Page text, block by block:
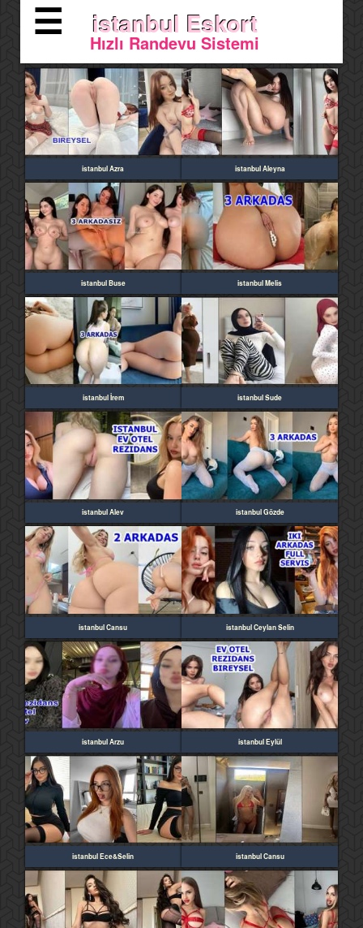
☰ istanbul Eskort
Hızlı Randevu Sistemi
istanbul Azra istanbul Aleyna
istanbul Buse istanbul Melis
istanbul İrem istanbul Sude
istanbul Alev istanbul Gözde
istanbul Cansu istanbul Ceylan Selin
istanbul Arzu istanbul Eylül
istanbul Ece&Selin istanbul Cansu